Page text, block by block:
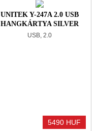
UNITEK Y-247A 2.0 USB
HANGKÁRTYA SILVER
USB, 2.0
5490 HUF